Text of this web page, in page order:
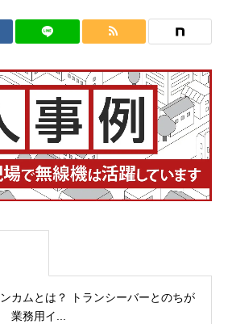
カムとは？ トランシーバーとのちが
業務用イ...